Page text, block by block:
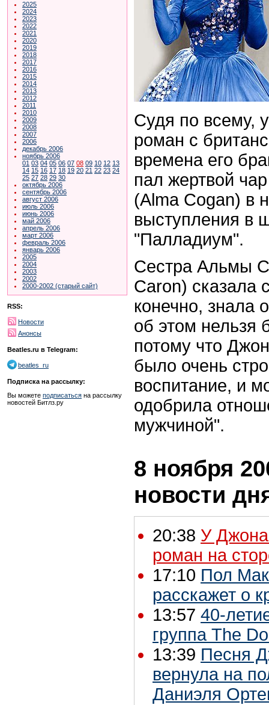
2025
2024
2023
2022
2021
2020
2019
2018
2017
2016
2015
2014
2013
2012
2011
2010
2009
2008
2007
2006
декабрь 2006
ноябрь 2006
01 03 04 05 06 07 08 09 10 12 13
14 15 16 17 18 19 20 21 22 23 24
25 27 28 29 30
октябрь 2006
сентябрь 2006
август 2006
июль 2006
июнь 2006
май 2006
апрель 2006
март 2006
февраль 2006
январь 2006
2005
2004
2003
2002
2000-2002 (старый сайт)
RSS:
Новости
Анонсы
Beatles.ru в Telegram:
beatles_ru
Подписка на рассылку:
Вы можете подписаться на рассылку
новостей Битлз.ру
Судя по всему,
роман с
времена его
пал жертвой
(Alma Cogan) в
выступления в
"Палладиум".
Сестра Альмы
Caron) сказала
конечно, знала
об этом нельзя
потому что
было очень
воспитание, и
одобрила
мужчиной".
8 ноября
новости
20:38 У
роман на
17:10 Пол
расскажет о
13:57 40-
группа The
13:39 Песня
вернула на
Даниэля